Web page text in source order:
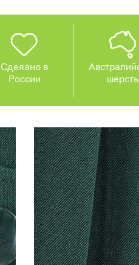
Сделано в
России
шерсть